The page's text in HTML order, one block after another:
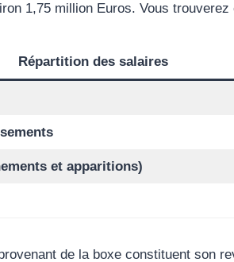
1,75 million Euros. Vous
Répartition des salaires
et apparitions)
de la boxe constituent son